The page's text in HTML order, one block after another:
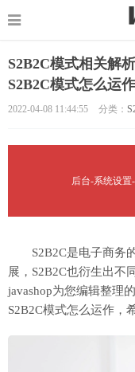
S2B2C模式相关解
S2B2C模式怎么运
2022-04-08 11:44:55 分类：
后台-系统设
S2B2C是电子商务的
展，S2B2C也衍生出不
javashop为您编辑整理
S2B2C模式怎么运作，